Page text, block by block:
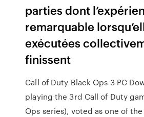
parties dont
remarquable
exécutées
finissent
Call of Duty Black Ops 3 PC
playing the 3rd Call of Duty
Ops series), voted as one of